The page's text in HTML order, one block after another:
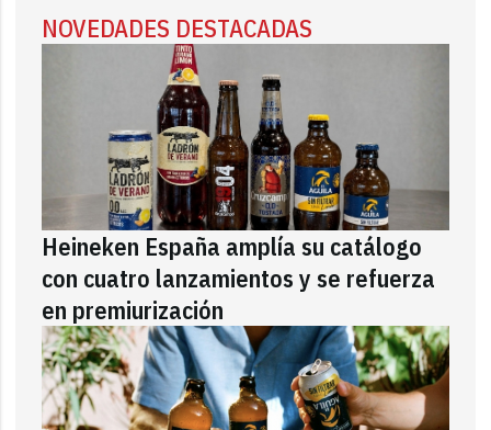
NOVEDADES DESTACADAS
Heineken España amplía su catálogo
con cuatro lanzamientos y se refuerza
en premiurización